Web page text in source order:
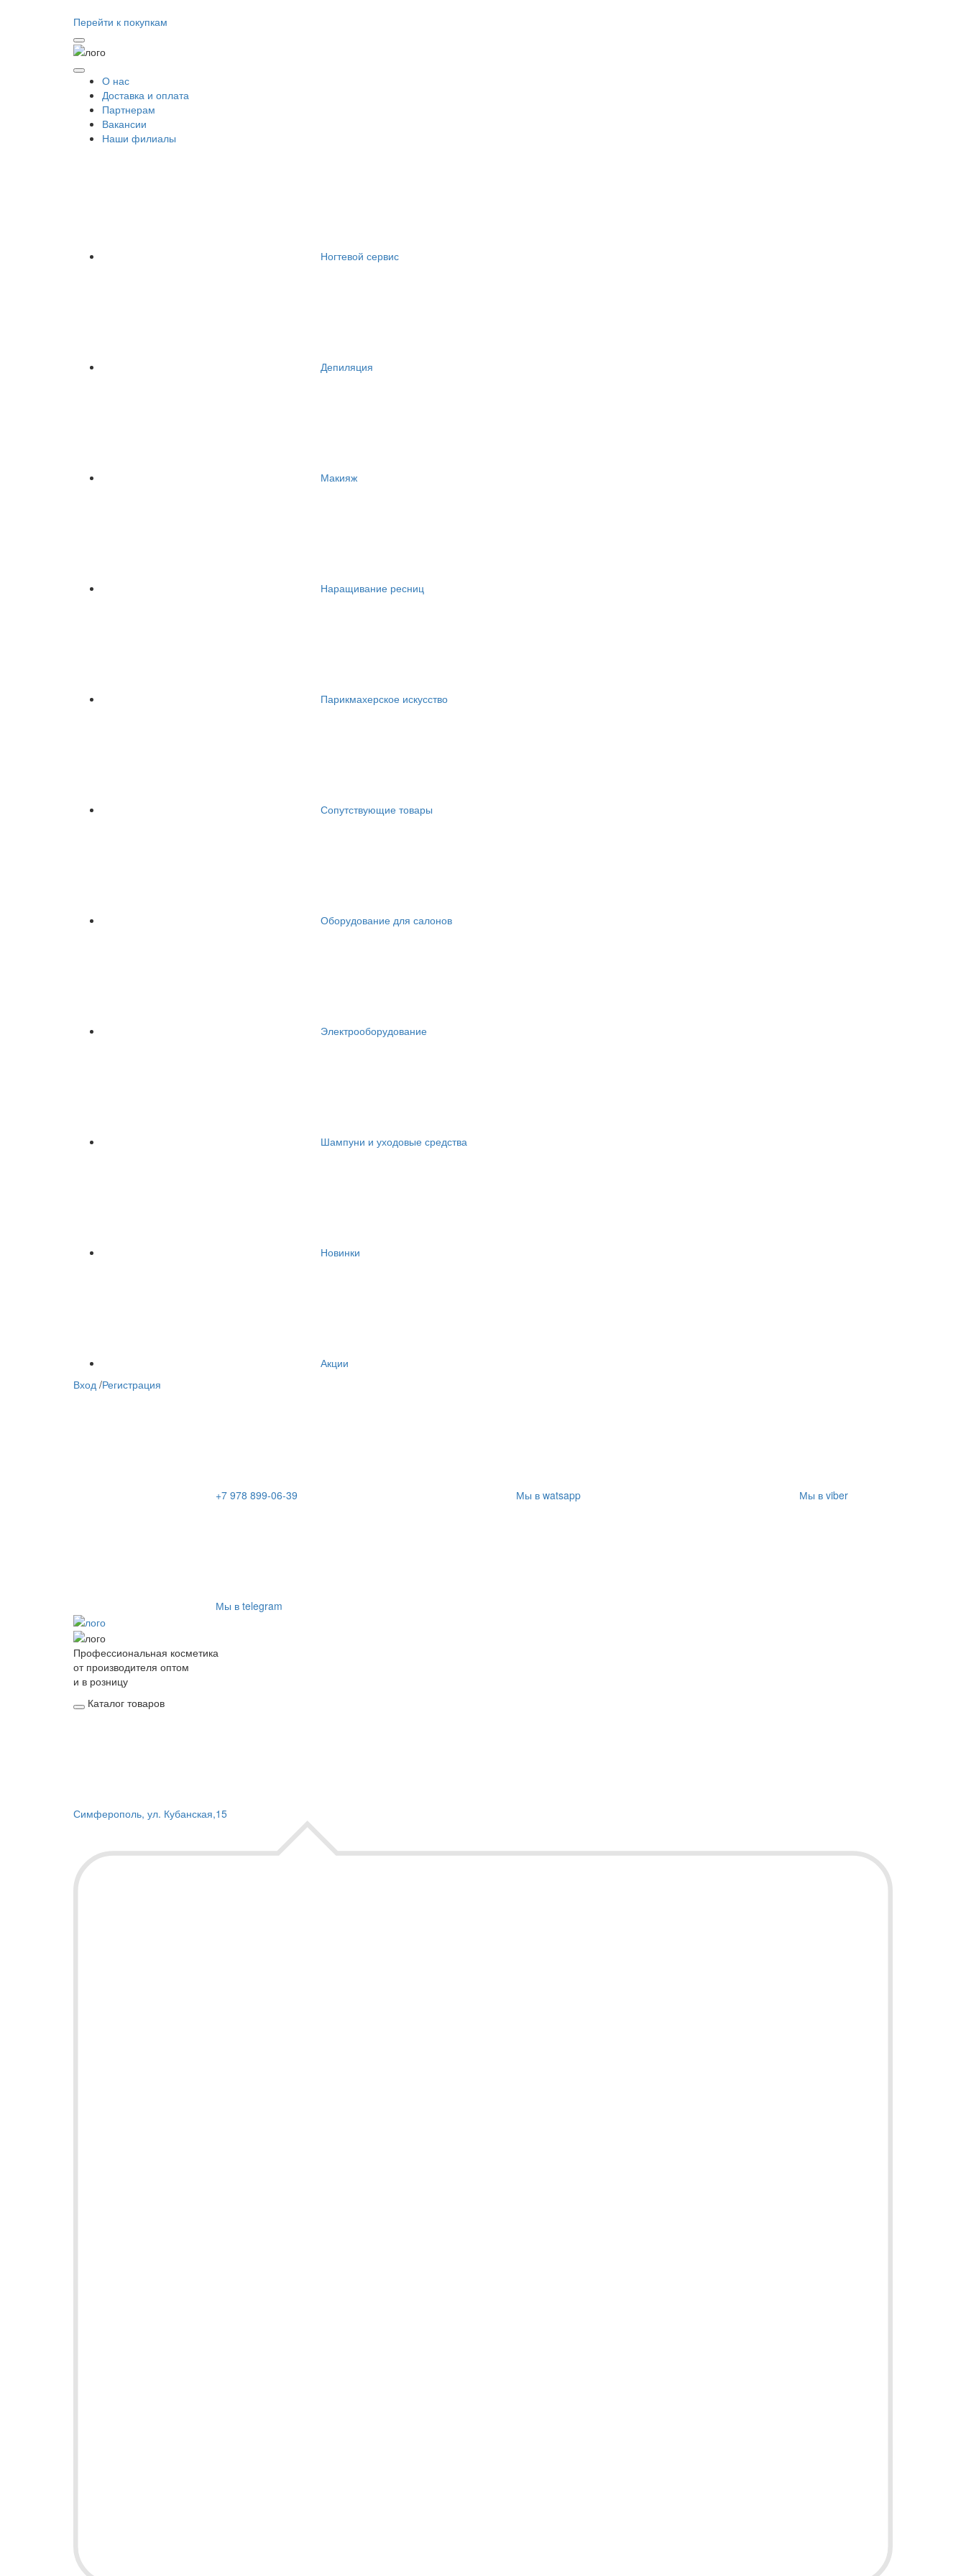
Перейти к покупкам
О нас
Доставка и оплата
Партнерам
Вакансии
Наши филиалы
Ногтевой сервис
Депиляция
Макияж
Наращивание ресниц
Парикмахерское искусство
Сопутствующие товары
Оборудование для салонов
Электрооборудование
Шампуни и уходовые средства
Новинки
Акции
Вход /Регистрация
+7 978 899-06-39 Мы в watsapp Мы в viber
Мы в telegram
Профессиональная косметика
от производителя оптом
и в розницу
Каталог товаров
Симферополь, ул. Кубанская,15